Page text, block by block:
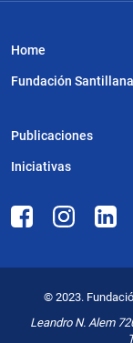
Home
Fundación Santillana
Publicaciones
Iniciativas
© 2023.
Leandro N. Alem